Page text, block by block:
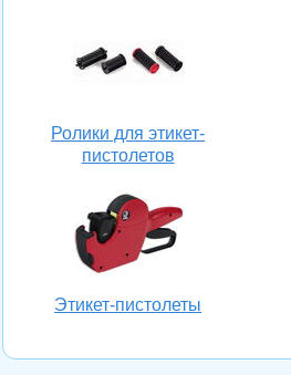
Ролики для этикет-
пистолетов
Этикет-пистолеты